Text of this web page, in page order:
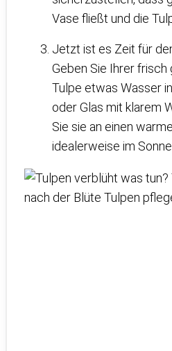
Vase fließt und die
Jetzt ist es Zeit für
Geben Sie Ihrer
Tulpe etwas Wasser
oder Glas mit klarem
Sie sie an einen
idealerweise im